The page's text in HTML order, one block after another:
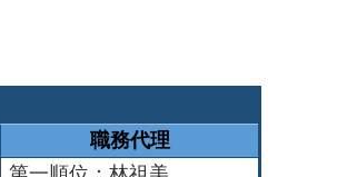
職務代理